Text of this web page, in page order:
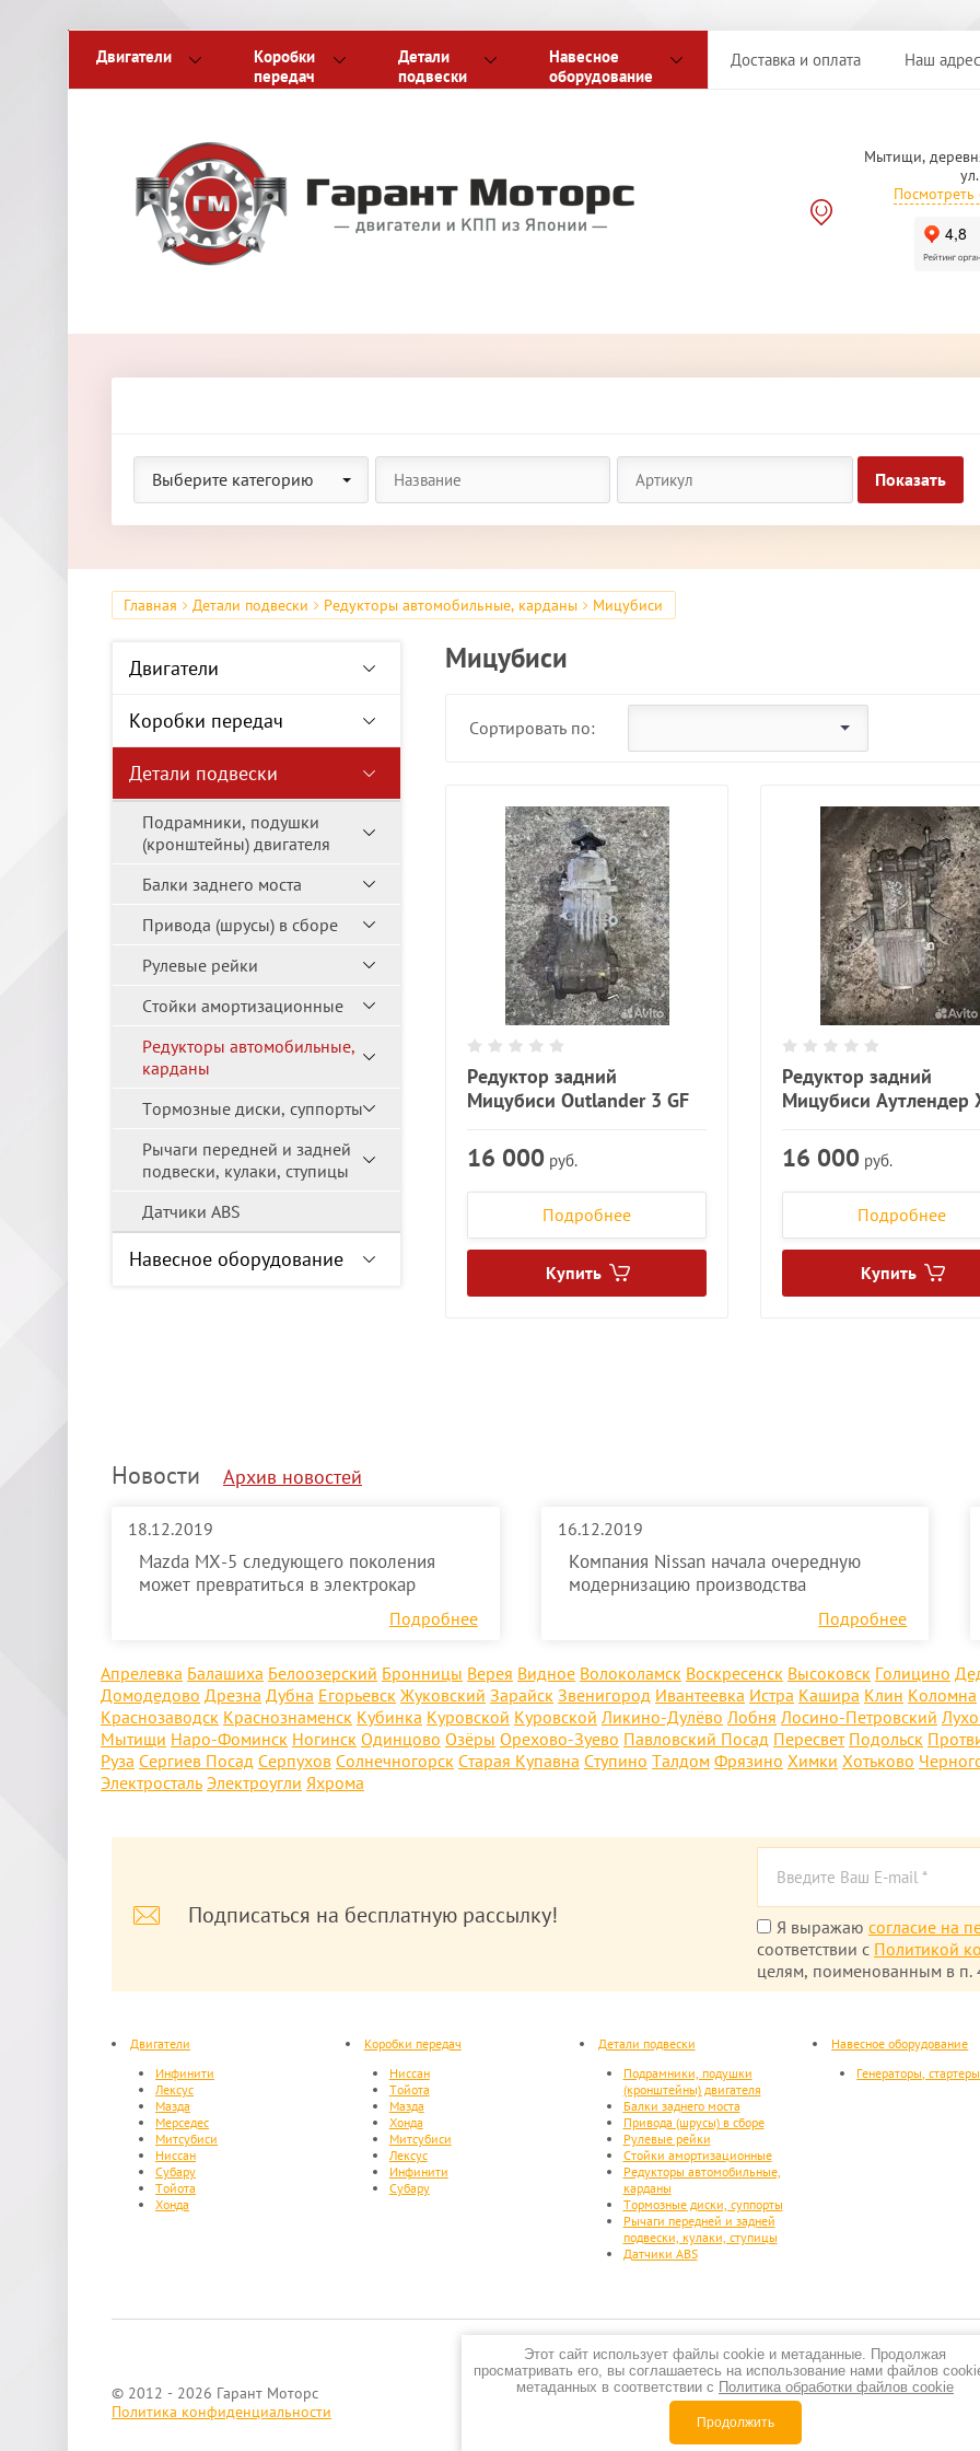
Доставка и оплата Наш адрес
Двигатели
Коробки
передач
Детали
подвески
Навесное
оборудование
Мытищи,
Посмотреть
Выберите категорию Показать
Главная Детали подвески Редукторы автомобильные, карданы Мицубиси
Двигатели
Коробки передач
Детали подвески
Подрамники, подушки
(кронштейны) двигателя
Балки заднего моста
Привода (шрусы) в сборе
Рулевые рейки
Стойки амортизационные
Редукторы автомобильные,
карданы
Тормозные диски, суппорты
Рычаги передней и задней
подвески, кулаки, ступицы
Датчики ABS
Навесное оборудование
Мицубиси
Сортировать по:
Редуктор задний
Мицубиси Outlander 3 GF
16 000 руб.
Подробнее
Купить
Редуктор задний
Мицубиси Аутлендер
16 000 руб.
Подробнее
Купить
Новости Архив новостей
18.12.2019
Mazda MX-5 следующего поколения
может превратиться в электрокар
Подробнее
16.12.2019
Компания Nissan начала очередную
модернизацию производства
Подробнее
Апрелевка Балашиха Белоозерский Бронницы Верея Видное Волоколамск Воскресенск Высоковск Голицино
Домодедово Дрезна Дубна Егорьевск Жуковский Зарайск Звенигород Ивантеевка Истра Кашира Клин Коломна
Краснозаводск Краснознаменск Кубинка Куровской Куровской Ликино-Дулёво Лобня Лосино-Петровский
Мытищи Наро-Фоминск Ногинск Одинцово Озёры Орехово-Зуево Павловский Посад Пересвет Подольск
Руза Сергиев Посад Серпухов Солнечногорск Старая Купавна Ступино Талдом Фрязино Химки Хотьково
Электросталь Электроугли Яхрома
Подписаться на бесплатную рассылку! Я выражаю согласие на
соответствии с Политикой
целям, поименованным в п.
Двигатели
Инфинити
Лексус
Мазда
Мерседес
Митсубиси
Ниссан
Субару
Тойота
Хонда
Коробки передач
Ниссан
Тойота
Мазда
Хонда
Митсубиси
Лексус
Инфинити
Субару
Детали подвески
Подрамники, подушки
(кронштейны) двигателя
Балки заднего моста
Привода (шрусы) в сборе
Рулевые рейки
Стойки амортизационные
Редукторы автомобильные,
карданы
Тормозные диски, суппорты
Рычаги передней и задней
подвески, кулаки, ступицы
Датчики ABS
Навесное оборудование
Генераторы, стартеры
© 2012 - 2026 Гарант Моторс
Политика конфиденциальности
Этот сайт использует файлы cookie и метаданные. Продолжая
просматривать его, вы соглашаетесь на использование нами файлов
метаданных в соответствии с Политика обработки файлов cookie
Продолжить